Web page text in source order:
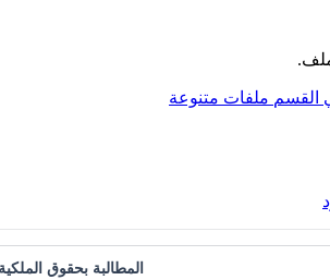
القسم ملفات متنوعة
المطالبة بحقوق